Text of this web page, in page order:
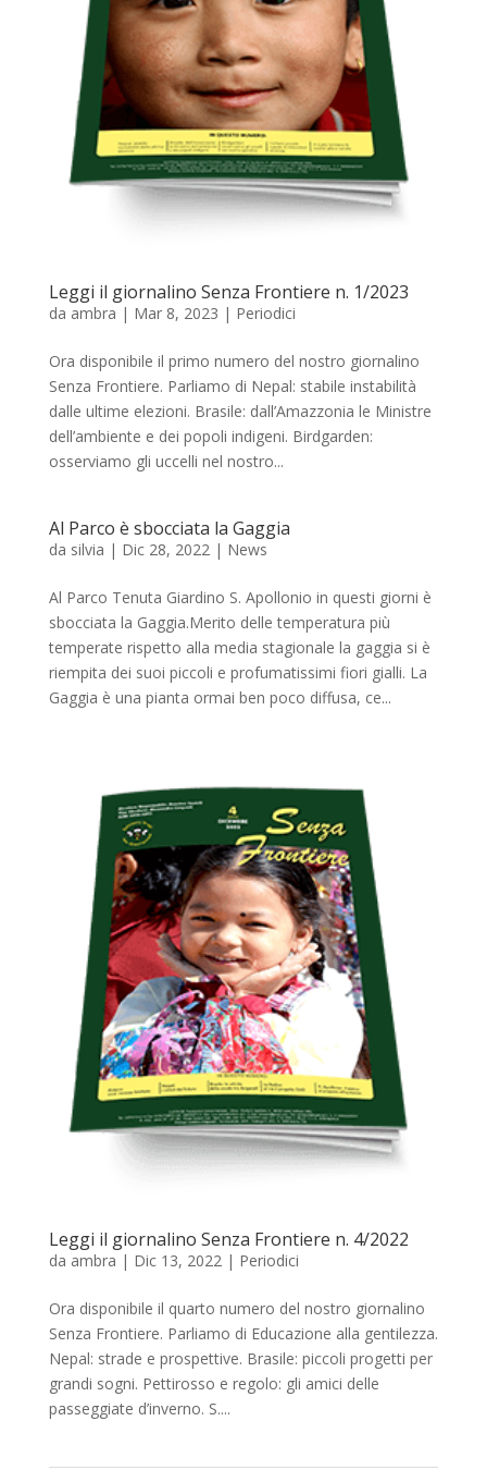
Leggi il giornalino Senza Frontiere n. 1/2023
da ambra | Mar 8, 2023 | Periodici
Ora disponibile il primo numero del nostro giornalino
Senza Frontiere. Parliamo di Nepal: stabile instabilità
dalle ultime elezioni. Brasile: dall’Amazzonia le Ministre
dell’ambiente e dei popoli indigeni. Birdgarden:
osserviamo gli uccelli nel nostro...
Al Parco è sbocciata la Gaggia
da silvia | Dic 28, 2022| News
Al Parco Tenuta Giardino S. Apollonio in questi giorni è
sbocciata la Gaggia.Merito delle temperatura più
temperate rispetto alla media stagionale la gaggia si è
riempita dei suoi piccoli e profumatissimi fiori gialli. La
Gaggia è una pianta ormai ben poco diffusa, ce...
Leggi il giornalino Senza Frontiere n. 4/2022
da ambra | Dic 13, 2022| Periodici
Ora disponibile il quarto numero del nostro giornalino
Senza Frontiere. Parliamo di Educazione alla gentilezza.
Nepal: strade e prospettive. Brasile: piccoli progetti per
grandi sogni. Pettirosso e regolo: gli amici delle
passeggiate d’inverno. S....